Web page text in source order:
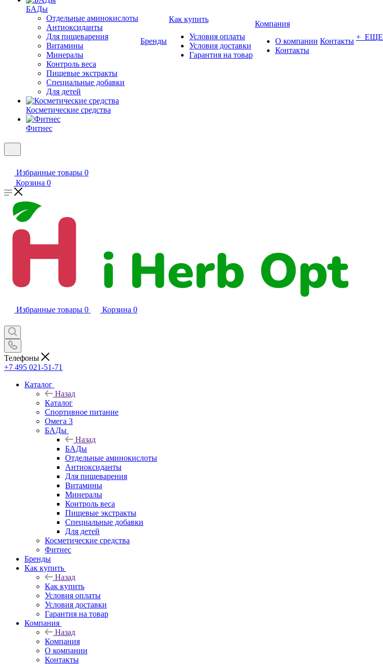
БАДы
Отдельные аминокислоты
Антиоксиданты
Для пищеварения
Витамины
Минералы
Контроль веса
Пищевые экстракты
Специальные добавки
Для детей
Косметические средства
Фитнес
Бренды
Как купить
Условия оплаты
Условия доставки
Гарантия на товар
Компания
О компании
Контакты
Контакты + ЕЩЕ
Избранные товары 0
Корзина 0
Избранные товары 0 Корзина 0
Телефоны
+7 495 021-51-71
Каталог
Назад
Каталог
Спортивное питание
Омега 3
БАДы
Назад
БАДы
Отдельные аминокислоты
Антиоксиданты
Для пищеварения
Витамины
Минералы
Контроль веса
Пищевые экстракты
Специальные добавки
Для детей
Косметические средства
Фитнес
Бренды
Как купить
Назад
Как купить
Условия оплаты
Условия доставки
Гарантия на товар
Компания
Назад
Компания
О компании
Контакты